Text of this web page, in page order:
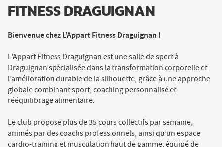
FITNESS DRAGUIGNAN
Bienvenue chez L’Appart Fitness Draguignan !
L’Appart Fitness Draguignan est une salle de sport à
Draguignan spécialisée dans la transformation corporelle et
l’amélioration durable de la silhouette, grâce à une approche
globale combinant sport, coaching personnalisé et
rééquilibrage alimentaire.
Le club propose plus de 35 cours collectifs par semaine,
animés par des coachs professionnels, ainsi qu’un espace
cardio-training et musculation haut de gamme, équipé de